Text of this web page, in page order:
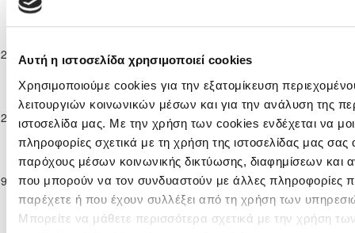
Αυτή η ιστοσελίδα χρησιμοποιεί cookies
Χρησιμοποιούμε cookies για την εξατομίκευση
λειτουργιών κοινωνικών μέσων και για την ανάλυση της
ιστοσελίδα μας. Με την χρήση των cookies ενδέχεται να
πληροφορίες σχετικά με τη χρήση της ιστοσελίδας μας
παρόχους μέσων κοινωνικής δικτύωσης, διαφημίσεων και
που μπορούν να τον συνδυαστούν με άλλες πληροφορίες
παρέχετε ή που έχουν συλλέξει από τη χρήση των
Μπορείτε να μάθετε περισσότερα σχετικά με την χρήση
12-2024
Παγκύπριο
Παίδων Κ-14
2024/25
ΑΥΤΟΣΤΕΓΑΣΕΩΣ1 1
01-2025
Παγκύπριο
Πρωτάθλημα
Παίδων Κ-14
2024/25
ΑΕΚ ΛΑΡΝΑΚΑΣ2 1ΔΟΞΑ
ΠΑΛΑΙΟΜΕΤΟΧΟΥ
01-2025
Παγκύπριο
Πρωτάθλημα
Παίδων Κ-14
2024/25
Π.Ο. ΑΧΥΡΩΝΑΣ
ΟΝΗΣΙΛΟΣ4 4ΑΕΚ ΛΑΡΝΑΚΑΣ
Παγκύπριο
VALENCIA C.F.